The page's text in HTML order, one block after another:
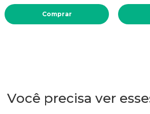
Comprar
Você precisa ver